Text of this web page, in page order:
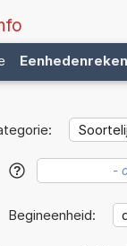
?
Begineenheid: